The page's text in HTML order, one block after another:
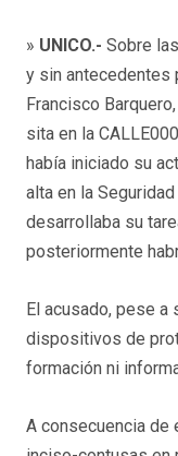
» UNICO.- Sobre
y sin antecedentes
Francisco
sita en la
había iniciado su
alta en la
desarrollaba su
posteriormente
El acusado, pese
dispositivos de
formación ni
A consecuencia